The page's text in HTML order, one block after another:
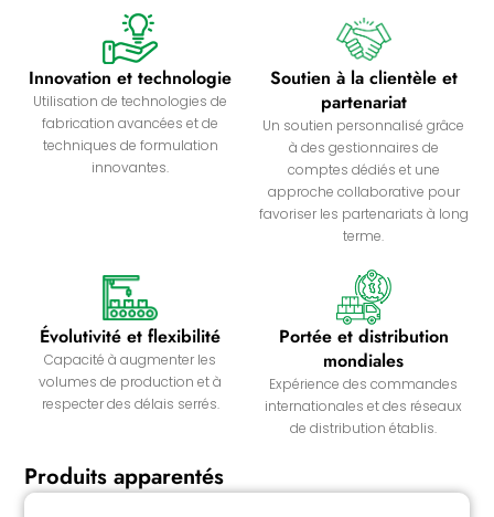
Innovation et technologie
Utilisation de technologies de
fabrication avancées et de
techniques de formulation
innovantes.
Soutien à la clientèle et
partenariat
Un soutien personnalisé grâce
à des gestionnaires de
comptes dédiés et une
approche collaborative pour
favoriser les partenariats à long
terme.
Évolutivité et flexibilité
Capacité à augmenter les
volumes de production et à
respecter des délais serrés.
Portée et distribution
mondiales
Expérience des commandes
internationales et des réseaux
de distribution établis.
Produits apparentés